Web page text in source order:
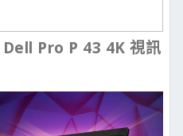
Dell Pro P 43 4K 視訊